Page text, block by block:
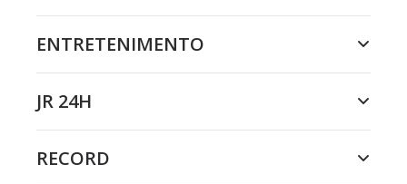
ENTRETENIMENTO
JR 24H
RECORD